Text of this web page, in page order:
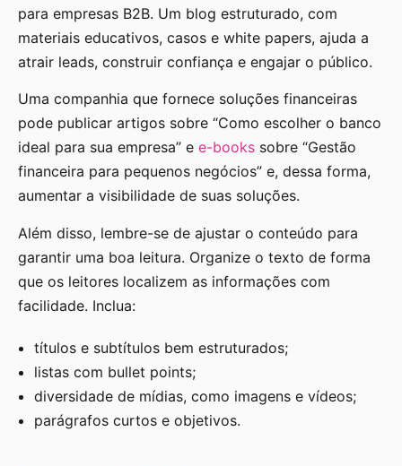
para empresas B2B. Um blog estruturado, com
materiais educativos, casos e white papers, ajuda a
atrair leads, construir confiança e engajar o público.
Uma companhia que fornece soluções financeiras
pode publicar artigos sobre “Como escolher o banco
ideal para sua empresa” e e-books sobre “Gestão
financeira para pequenos negócios” e, dessa forma,
aumentar a visibilidade de suas soluções.
Além disso, lembre-se de ajustar o conteúdo para
garantir uma boa leitura. Organize o texto de forma
que os leitores localizem as informações com
facilidade. Inclua:
títulos e subtítulos bem estruturados;
listas com bullet points;
diversidade de mídias, como imagens e vídeos;
parágrafos curtos e objetivos.